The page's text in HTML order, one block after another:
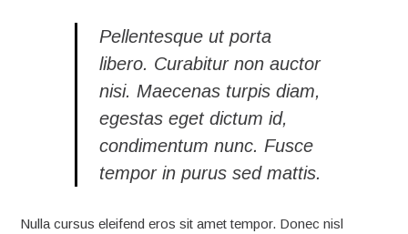
Pellentesque ut porta
libero. Curabitur non auctor
nisi. Maecenas turpis diam,
egestas eget dictum id,
condimentum nunc. Fusce
tempor in purus sed mattis.
Nulla cursus eleifend eros sit amet tempor. Donec nisl